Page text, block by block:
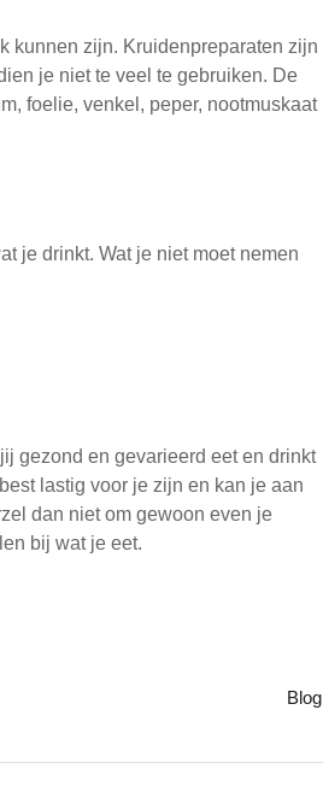
kunnen zijn. Kruidenpreparaten zijn
je niet te veel te gebruiken. De
foelie, venkel, peper, nootmuskaat
je drinkt. Wat je niet moet nemen
gezond en gevarieerd eet en drinkt
lastig voor je zijn en kan je aan
dan niet om gewoon even je
bij wat je eet.
Blog